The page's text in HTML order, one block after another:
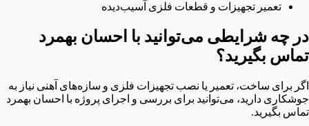
تعمیر تجهیزات و قطعات فلزی آسیب‌دیده
در چه شرایطی می‌توانید با احسان بهمرد
تماس بگیرید؟
اگر برای ساخت، تعمیر یا نصب تجهیزات فلزی و سازه‌های آهنی نیاز به
جوشکاری دارید، می‌توانید برای بررسی و اجرای پروژه با احسان بهمرد
تماس بگیرید.